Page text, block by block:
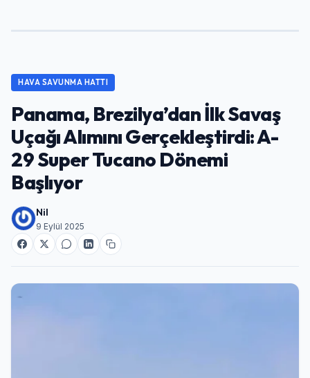
HAVA SAVUNMA HATTI
Panama, Brezilya’dan İlk Savaş
Uçağı Alımını Gerçekleştirdi: A-
29 Super Tucano Dönemi
Başlıyor
Nil
9 Eylül 2025